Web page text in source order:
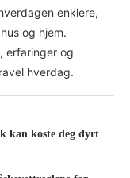
enklere,
og hjem.
erfaringer og
hverdag.
kan koste deg dyrt